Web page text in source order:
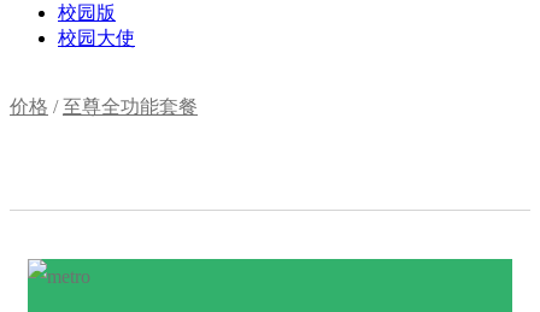
校园版
校园大使
价格 /至尊全功能套餐